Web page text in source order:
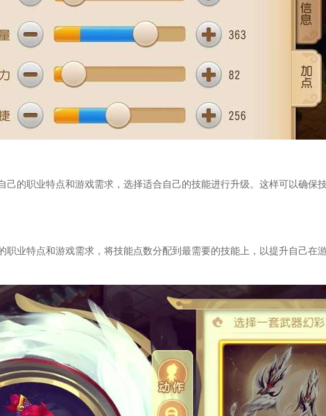
的职业特点和游戏需求，选择适合自己的技能进行升级。这样可以确保
业特点和游戏需求，将技能点数分配到最需要的技能上，以提升自己在